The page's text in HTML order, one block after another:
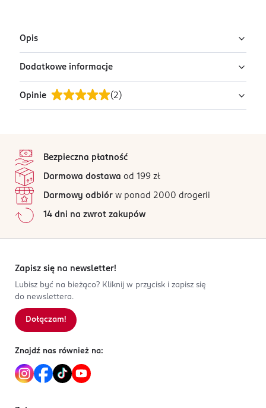
Opis
Cat Stax
Zawartość: 48 układanek, 48 rozwiązań, 12 kotów,
instrukcja.
Dodatkowe informacje
PRZYGOTOWANIE I STOSOWANIE
1.Wybierz układankę.
3.Rozwiąż zadanie! Ułóż koty, żeby zmieściły się na
określonej przestrzeni.
OSTRZEŻENIA DOTYCZĄCE BEZPIECZEŃSTWA
Ostrzeżenie! Niebezpieczeństwo zadławienia się.
dzieci poniżej 3. roku życia. Prosimy zachować
Rebel Sp. z o.o.
Budowlanych 64C
80-298
wydawnictwo@rebel.pl
664031510
PL-Polska
Opinie (2 )
Wszystkie opinie są zweryfikowane zakupem.
4
0%
2
1
0%
Sortowanie wg
Bezpieczna płatność
Darmowa dostawa od 199 zł
Darmowy odbiór w ponad 2000 drogerii
14 dni na zwrot zakupów
Zapisz się na newsletter!
Lubisz być na bieżąco? Kliknij w przycisk i zapisz się
do newslettera.
Dołączam!
Znajdź nas również na: